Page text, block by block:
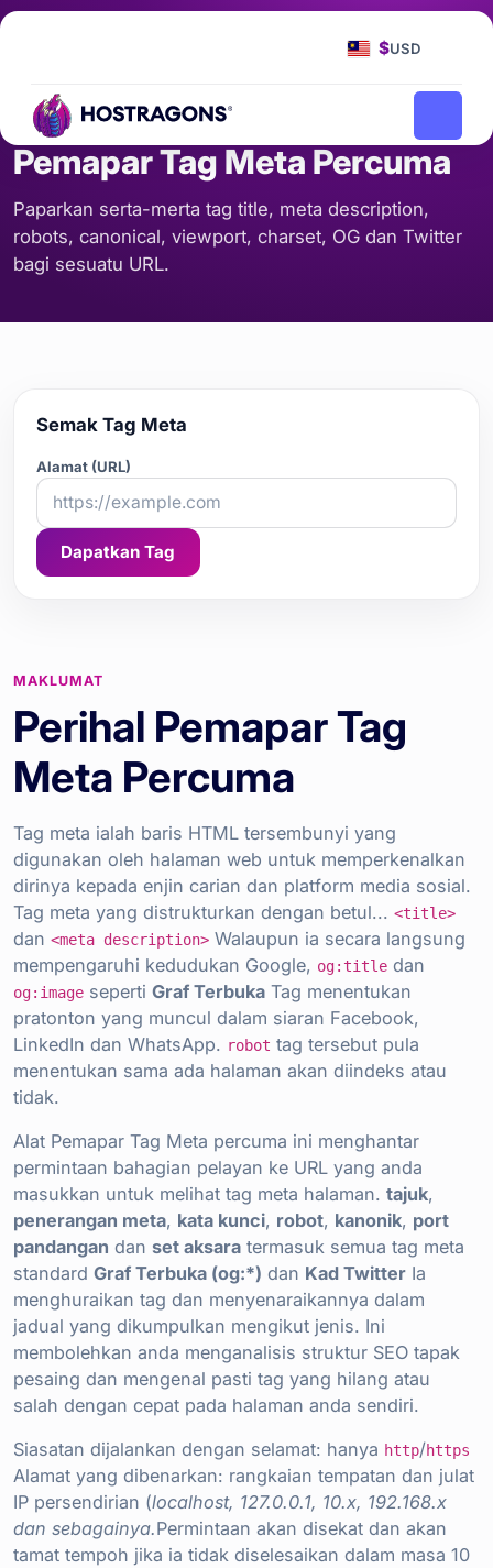
$USD
Pemapar Tag Meta Percuma
Paparkan serta-merta tag title, meta description,
robots, canonical, viewport, charset, OG dan Twitter
bagi sesuatu URL.
Semak Tag Meta
Alamat (URL)
Dapatkan Tag
MAKLUMAT
Perihal Pemapar Tag
Meta Percuma
Tag meta ialah baris HTML tersembunyi yang
digunakan oleh halaman web untuk memperkenalkan
dirinya kepada enjin carian dan platform media sosial.
Tag meta yang distrukturkan dengan betul... <title>
dan <meta description> Walaupun ia secara langsung
mempengaruhi kedudukan Google, og:title dan
og:image seperti Graf Terbuka Tag menentukan
pratonton yang muncul dalam siaran Facebook,
LinkedIn dan WhatsApp. robot tag tersebut pula
menentukan sama ada halaman akan diindeks atau
tidak.
Alat Pemapar Tag Meta percuma ini menghantar
permintaan bahagian pelayan ke URL yang anda
masukkan untuk melihat tag meta halaman. tajuk,
penerangan meta, kata kunci, robot, kanonik, port
pandangan dan set aksara termasuk semua tag meta
standard Graf Terbuka (og:*) dan Kad Twitter Ia
menghuraikan tag dan menyenaraikannya dalam
jadual yang dikumpulkan mengikut jenis. Ini
membolehkan anda menganalisis struktur SEO tapak
pesaing dan mengenal pasti tag yang hilang atau
salah dengan cepat pada halaman anda sendiri.
Siasatan dijalankan dengan selamat: hanya http/https
Alamat yang dibenarkan: rangkaian tempatan dan julat
IP persendirian (localhost, 127.0.0.1, 10.x, 192.168.x
dan sebagainya.Permintaan akan disekat dan akan
tamat tempoh jika ia tidak diselesaikan dalam masa 10